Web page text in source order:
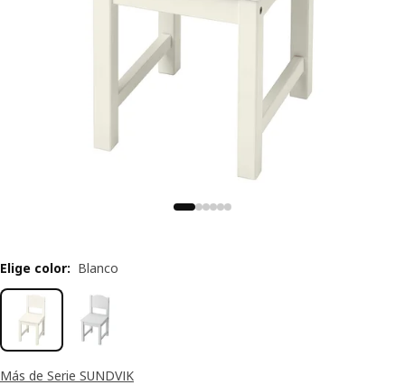
Más de Serie SUNDVIK
Elige color: Blanco